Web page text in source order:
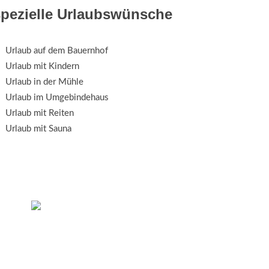
Urlaubswünsche
Urlaub auf dem Bauernhof
Urlaub mit Kindern
Urlaub in der Mühle
Urlaub im Umgebindehaus
Urlaub mit Reiten
Urlaub mit Sauna